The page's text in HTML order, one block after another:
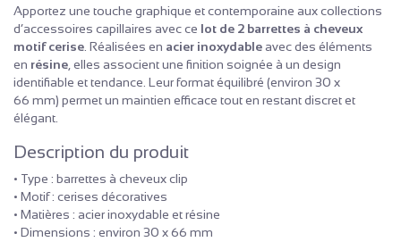
Apportez une touche graphique et contemporaine aux collections
d’accessoires capillaires avec ce lot de 2 barrettes à cheveux
motif cerise . Réalisées en acier inoxydable avec des éléments
en résine , elles associent une finition soignée à un design
identifiable et tendance. Leur format équilibré (environ 30 x
66 mm) permet un maintien efficace tout en restant discret et
élégant.
Description du produit
• Type : barrettes à cheveux clip
• Motif : cerises décoratives
• Matières : acier inoxydable et résine
• Dimensions : environ 30 x 66 mm